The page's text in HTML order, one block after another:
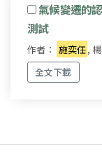
氣候變遷的
測試
作者： 施奕任,
全文下載